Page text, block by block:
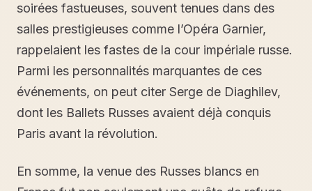
soirées fastueuses, souvent tenues dans des
salles prestigieuses comme l’Opéra Garnier,
rappelaient les fastes de la cour impériale russe.
Parmi les personnalités marquantes de ces
événements, on peut citer Serge de Diaghilev,
dont les Ballets Russes avaient déjà conquis
Paris avant la révolution.
En somme, la venue des Russes blancs en